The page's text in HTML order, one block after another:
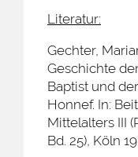
Literatur:
Gechter,
Geschichte
Baptist und
Honnef. In:
Mittelalters III
Bd. 25), Köln